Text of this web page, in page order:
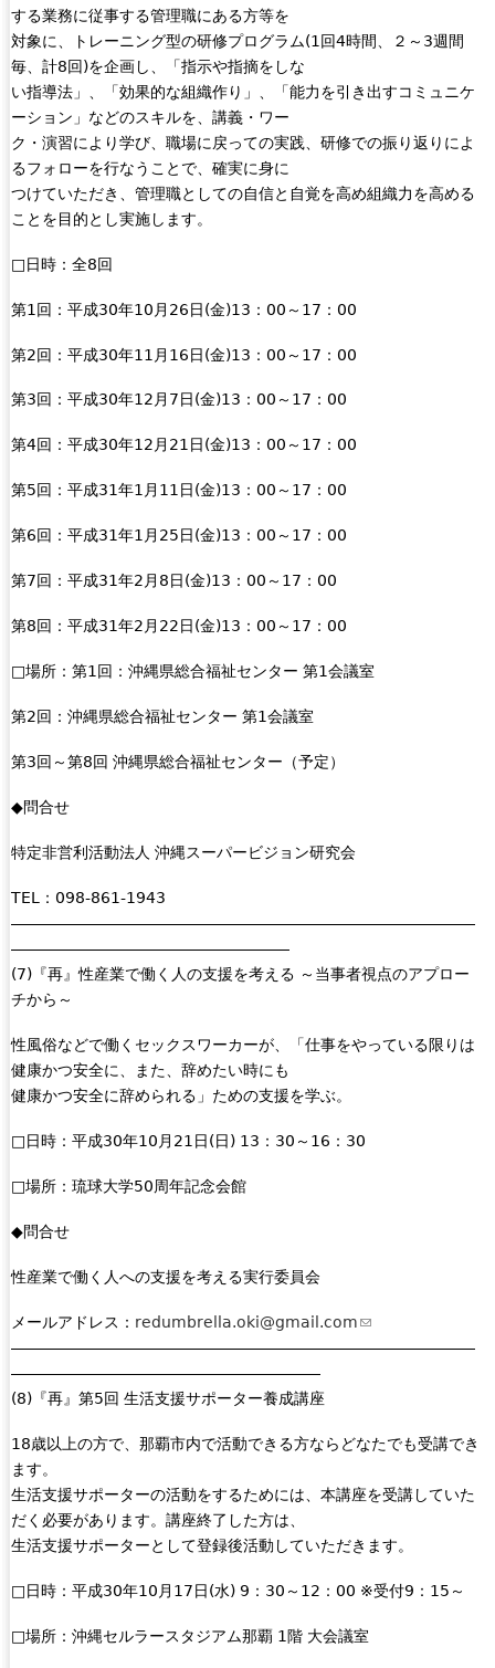
する業務に従事する管理職にある方等を
対象に、トレーニング型の研修プログラム(1回4時間、２～3週間
毎、計8回)を企画し、「指示や指摘をしな
い指導法」、「効果的な組織作り」、「能力を引き出すコミュニケ
ーション」などのスキルを、講義・ワー
ク・演習により学び、職場に戻っての実践、研修での振り返りによ
るフォローを行なうことで、確実に身に
つけていただき、管理職としての自信と自覚を高め組織力を高める
ことを目的とし実施します。
□日時：全8回
第1回：平成30年10月26日(金)13：00～17：00
第2回：平成30年11月16日(金)13：00～17：00
第3回：平成30年12月7日(金)13：00～17：00
第4回：平成30年12月21日(金)13：00～17：00
第5回：平成31年1月11日(金)13：00～17：00
第6回：平成31年1月25日(金)13：00～17：00
第7回：平成31年2月8日(金)13：00～17：00
第8回：平成31年2月22日(金)13：00～17：00
□場所：第1回：沖縄県総合福祉センター 第1会議室
第2回：沖縄県総合福祉センター 第1会議室
第3回～第8回 沖縄県総合福祉センター（予定）
◆問合せ
特定非営利活動法人 沖縄スーパービジョン研究会
TEL：098-861-1943
――――――――――――――――――――――――――――――
――――――――――――――――――
(7)『再』性産業で働く人の支援を考える ～当事者視点のアプロー
チから～
性風俗などで働くセックスワーカーが、「仕事をやっている限りは
健康かつ安全に、また、辞めたい時にも
健康かつ安全に辞められる」ための支援を学ぶ。
□日時：平成30年10月21日(日) 13：30～16：30
□場所：琉球大学50周年記念会館
◆問合せ
性産業で働く人への支援を考える実行委員会
メールアドレス： redumbrella.oki@gmail.com(
l
s
n
s
m
――――――――――――――――――――――――――――――
――――――――――――――――――――
(8)『再』第5回 生活支援サポーター養成講座
18歳以上の方で、那覇市内で活動できる方ならどなたでも受講でき
ます。
生活支援サポーターの活動をするためには、本講座を受講していた
だく必要があります。講座終了した方は、
生活支援サポーターとして登録後活動していただきます。
□日時：平成30年10月17日(水) 9：30～12：00 ※受付9：15～
□場所：沖縄セルラースタジアム那覇 1階 大会議室